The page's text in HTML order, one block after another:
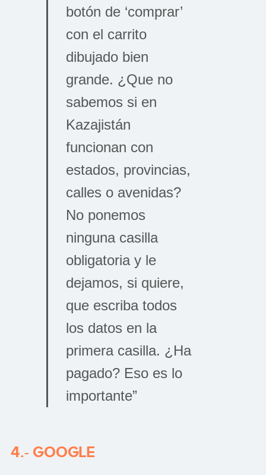
botón de ‘comprar’
con el carrito
dibujado bien
grande. ¿Que no
sabemos si en
Kazajistán
funcionan con
estados, provincias,
calles o avenidas?
No ponemos
ninguna casilla
obligatoria y le
dejamos, si quiere,
que escriba todos
los datos en la
primera casilla. ¿Ha
pagado? Eso es lo
importante”
4.- GOOGLE